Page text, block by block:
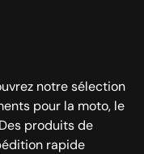
notre sélection
pour la moto, le
produits de
rapide